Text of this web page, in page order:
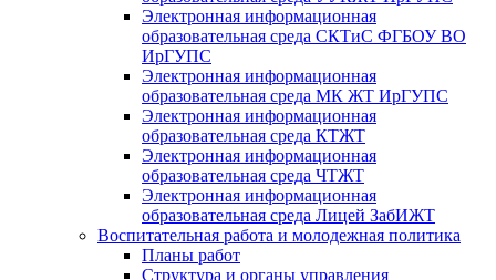
Электронная информационная
образовательная среда СКТиС ФГБОУ ВО
ИрГУПС
Электронная информационная
образовательная среда МК ЖТ ИрГУПС
Электронная информационная
образовательная среда КТЖТ
Электронная информационная
образовательная среда ЧТЖТ
Электронная информационная
образовательная среда Лицей ЗабИЖТ
Воспитательная работа и молодежная политика
Планы работ
Структура и органы управления